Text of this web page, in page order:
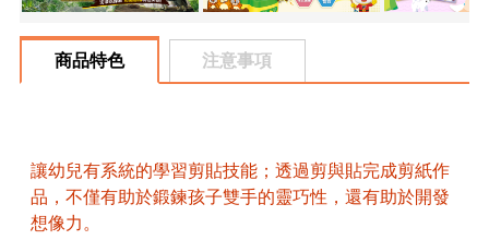
商品特色 注意事項
讓幼兒有系統的學習剪貼技能；透過剪與貼完成剪紙作
品，不僅有助於鍛鍊孩子雙手的靈巧性，還有助於開發
想像力。